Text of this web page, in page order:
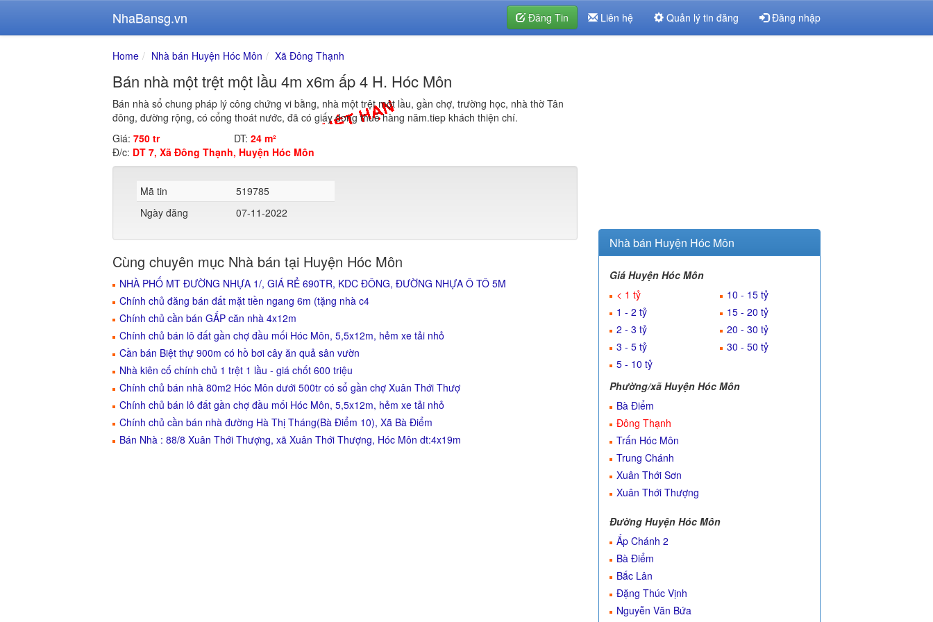
NhaBansg.vn Đăng Tin Liên hệ Quản lý tin đăng Đăng nhập
Home Nhà bán Huyện Hóc Môn Xã Đông Thạnh
Bán nhà một trệt một lầu 4m x6m ấp 4 H. Hóc Môn
Bán nhà sổ chung pháp lý công chứng vi bằng, nhà một trệt một lầu, gần chợ, trường học, nhà thờ Tân
đông, đường rộng, có cổng thoát nước, đã có giấy dong thuế hàng năm.tiep khách thiện chí.
Giá: 750 tr DT: 24 m²
Đ/c: DT 7, Xã Đông Thạnh, Huyện Hóc Môn
Mã tin
519785
Ngày đăng
07-11-2022
Cùng chuyên mục Nhà bán tại Huyện Hóc Môn
NHÀ PHỐ MT ĐƯỜNG NHỰA 1/, GIÁ RẺ 690TR, KDC ĐÔNG, ĐƯỜNG NHỰA Ô TÔ 5M
Chính chủ đăng bán đất mặt tiền ngang 6m (tặng nhà c4
Chính chủ cần bán GẤP căn nhà 4x12m
Chính chủ bán lô đất gần chợ đầu mối Hóc Môn, 5,5x12m, hẻm xe tải nhỏ
Cần bán Biệt thự 900m có hồ bơi cây ăn quả sân vườn
Nhà kiên cố chính chủ 1 trệt 1 lầu - giá chốt 600 triệu
Chính chủ bán nhà 80m2 Hóc Môn dưới 500tr có sổ gần chợ Xuân Thới Thượ
Chính chủ bán lô đất gần chợ đầu mối Hóc Môn, 5,5x12m, hẻm xe tải nhỏ
Chính chủ cần bán nhà đường Hà Thị Tháng(Bà Điểm 10), Xã Bà Điểm
Bán Nhà : 88/8 Xuân Thới Thượng, xã Xuân Thới Thượng, Hóc Môn dt:4x19m
Nhà bán Huyện Hóc Môn
Giá Huyện Hóc Môn
< 1 tỷ
1 - 2 tỷ
2 - 3 tỷ
3 - 5 tỷ
5 - 10 tỷ
10 - 15 tỷ
15 - 20 tỷ
20 - 30 tỷ
30 - 50 tỷ
Phường/xã Huyện Hóc Môn
Bà Điểm
Đông Thạnh
Trấn Hóc Môn
Trung Chánh
Xuân Thới Sơn
Xuân Thới Thượng
Đường Huyện Hóc Môn
Ấp Chánh 2
Bà Điểm
Bắc Lân
Đặng Thúc Vịnh
Nguyễn Văn Bứa